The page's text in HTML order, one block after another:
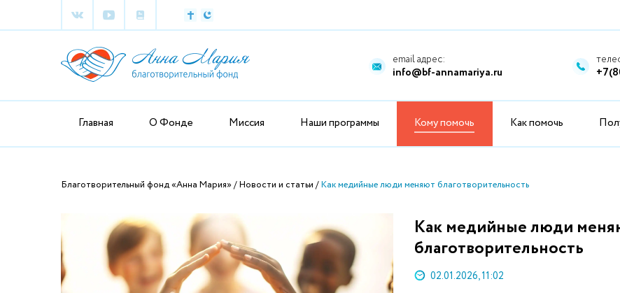
email адрес:
info@bf-annamariya.ru
Главная О Фонде Миссия Наши программы Кому помочь Как помочь
Благотворительный фонд «Анна Мария» Новости и статьи Как медийные люди меняют благотворительность
Как медийные люди
благотворительность
02.01.2026, 11:02